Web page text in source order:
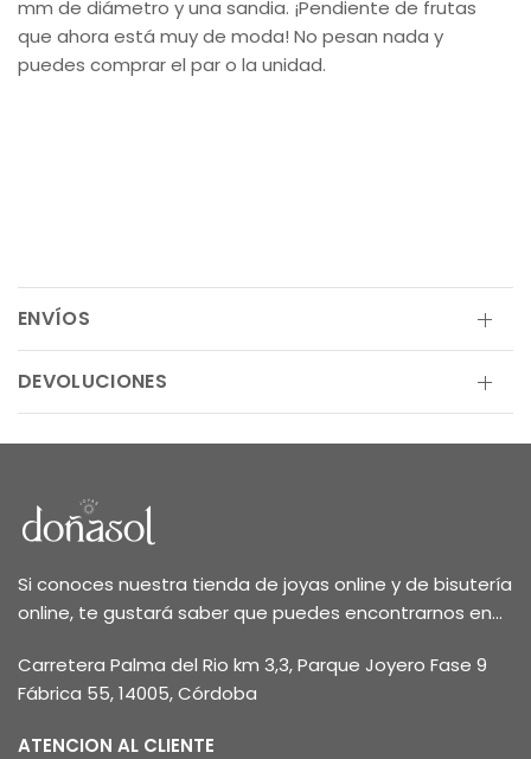
mm de diámetro y una sandia. ¡Pendiente de frutas
que ahora está muy de moda! No pesan nada y
puedes comprar el par o la unidad.
ENVÍOS
DEVOLUCIONES
Si conoces nuestra tienda de joyas online y de bisutería
online, te gustará saber que puedes encontrarnos en...
Carretera Palma del Rio km 3,3, Parque Joyero Fase 9
Fábrica 55, 14005, Córdoba
ATENCION AL CLIENTE